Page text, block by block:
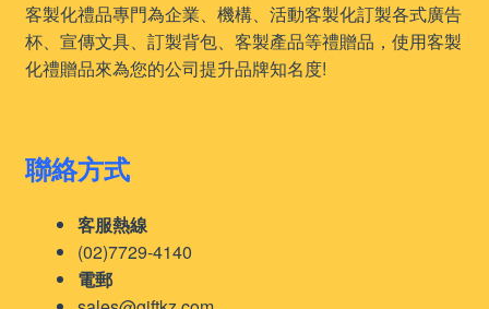
客製化禮品專門為企業、機構、活動客製化訂製各式廣告
杯、宣傳文具、訂製背包、客製產品等禮贈品，使用客製
化禮贈品來為您的公司提升品牌知名度!
聯絡方式
客服熱線
(02)7729-4140
電郵